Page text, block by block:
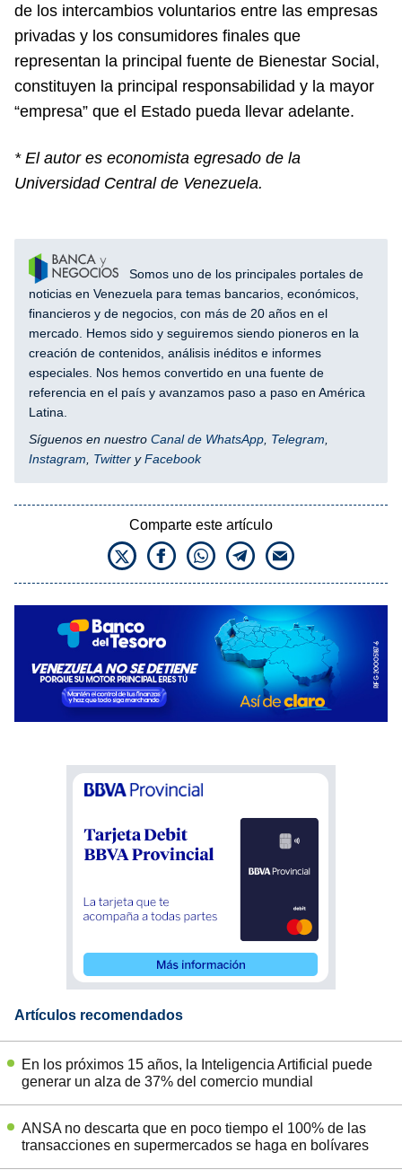
de los intercambios voluntarios entre las empresas
privadas y los consumidores finales que
representan la principal fuente de Bienestar Social,
constituyen la principal responsabilidad y la mayor
“empresa” que el Estado pueda llevar adelante.
* El autor es economista egresado de la
Universidad Central de Venezuela.
Somos uno de los principales portales de
noticias en Venezuela para temas bancarios, económicos,
financieros y de negocios, con más de 20 años en el
mercado. Hemos sido y seguiremos siendo pioneros en la
creación de contenidos, análisis inéditos e informes
especiales. Nos hemos convertido en una fuente de
referencia en el país y avanzamos paso a paso en América
Latina.
Síguenos en nuestro Canal de WhatsApp Telegram
Instagram
Twitter yFacebook
Comparte este artículo
Artículos recomendados
En los próximos 15 años, la Inteligencia Artificial puede
generar un alza de 37% del comercio mundial
ANSA no descarta que en poco tiempo el 100% de las
transacciones en supermercados se haga en bolívares